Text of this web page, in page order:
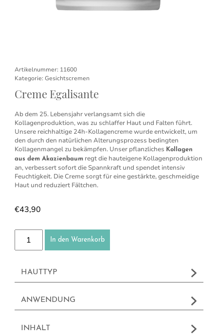
Artikelnummer: 11600
Kategorie: Gesichtscremen
Creme Egalisante
Ab dem 25. Lebensjahr verlangsamt sich die
Kollagenproduktion, was zu schlaffer Haut und Falten führt.
Unsere reichhaltige 24h-Kollagencreme wurde entwickelt, um
den durch den natürlichen Alterungsprozess bedingten
Kollagenmangel zu bekämpfen. Unser pflanzliches Kollagen
aus dem Akazienbaum regt die hauteigene Kollagenproduktion
an, verbessert sofort die Spannkraft und spendet intensiv
Feuchtigkeit. Die Creme sorgt für eine gestärkte, geschmeidige
Haut und reduziert Fältchen.
€43,90
Creme Egalisante Menge
In den Warenkorb
HAUTTYP
ANWENDUNG
INHALT